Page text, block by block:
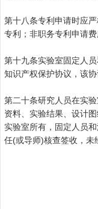
第十八条专利申请时应
专利；非职务专利申请费
第十九条实验室固定人
知识产权保护协议，该
第二十条研究人员在实
资料、实验结果、设计
实验室所有，固定人员
任(或导师)核查签收，未